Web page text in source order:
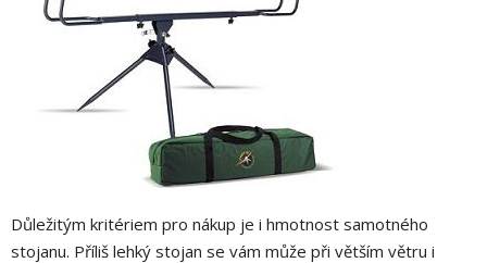
Důležitým kritériem pro nákup je i hmotnost samotného
stojanu. Příliš lehký stojan se vám může při větším větru i